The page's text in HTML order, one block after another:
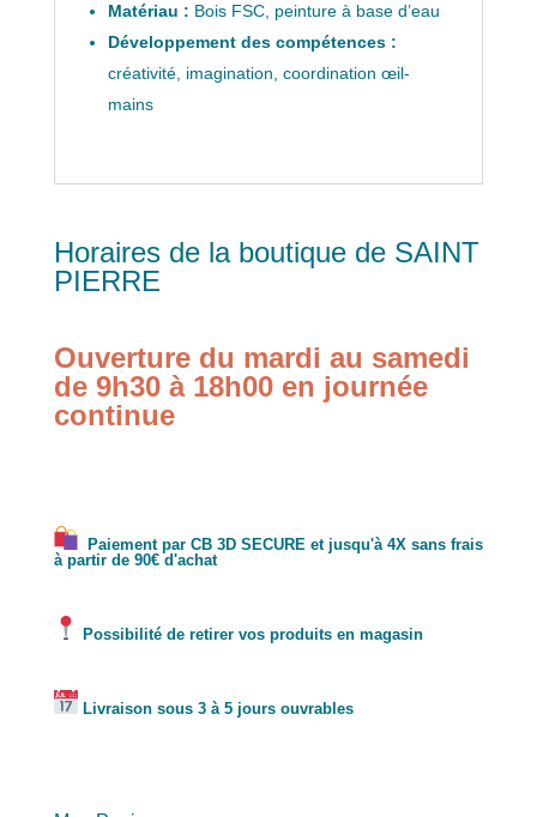
Matériau : Bois FSC, peinture à base d’eau
Développement des compétences :
créativité, imagination, coordination œil-
mains
Horaires de la boutique de SAINT
PIERRE
Ouverture du mardi au samedi
de 9h30 à 18h00 en journée
continue
Paiement par CB 3D SECURE et jusqu'à 4X sans frais
à partir de 90€ d'achat
Possibilité de retirer vos produits en magasin
Livraison sous 3 à 5 jours ouvrables